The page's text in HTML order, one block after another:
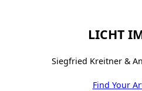
LICHT
Siegfried Kreitner &
Find Your